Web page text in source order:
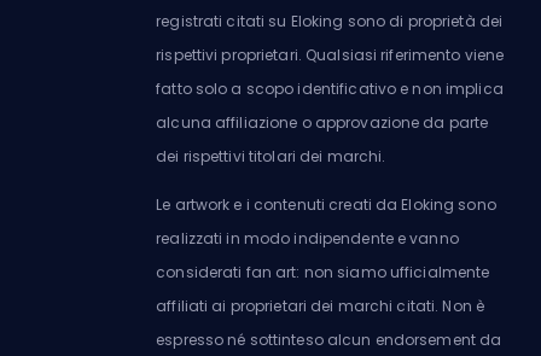
registrati citati su Eloking sono di proprietà dei
rispettivi proprietari. Qualsiasi riferimento viene
fatto solo a scopo identificativo e non implica
alcuna affiliazione o approvazione da parte
dei rispettivi titolari dei marchi.
Le artwork e i contenuti creati da Eloking sono
realizzati in modo indipendente e vanno
considerati fan art: non siamo ufficialmente
affiliati ai proprietari dei marchi citati. Non è
espresso né sottinteso alcun endorsement da